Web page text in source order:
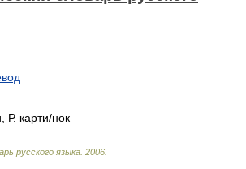
Р. карти/нок
русского языка 2006